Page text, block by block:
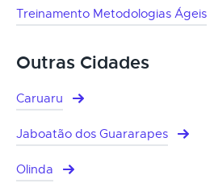
Treinamento Metodologias Ágeis
Outras Cidades
Caruaru
Jaboatão dos Guararapes
Olinda